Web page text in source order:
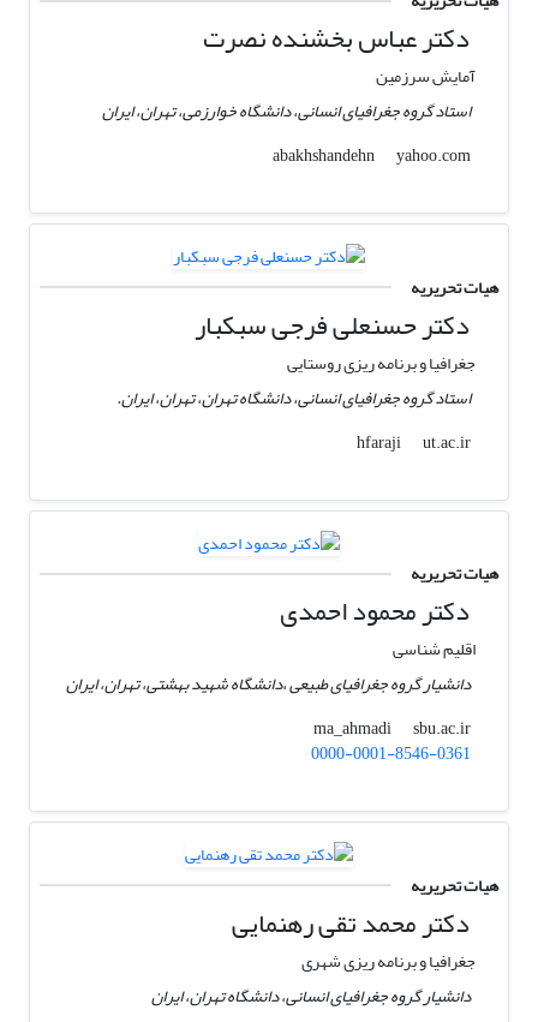
دکتر عباس بخشنده نصرت
آمایش سرزمین
استاد گروه جغرافیای انسانی، دانشگاه خوارزمی، تهران، ایران
abakhshandehn
yahoo.com
هیات تحریریه
دکتر حسنعلی فرجی سبکبار
جغرافیا و برنامه ریزی روستایی
استاد گروه جغرافیای انسانی، دانشگاه تهران، تهران، ایران.
hfaraji
ut.ac.ir
هیات تحریریه
دکتر محمود احمدی
اقلیم شناسی
دانشیار گروه جغرافیای طبیعی ،دانشگاه شهید بهشتی، تهران، ایران
ma_ahmadi
sbu.ac.ir
0000-0001-8546-0361
هیات تحریریه
دکتر محمد تقی رهنمایی
جغرافیا و برنامه ریزی شهری
دانشیار گروه جغرافیای انسانی، دانشگاه تهران، ایران